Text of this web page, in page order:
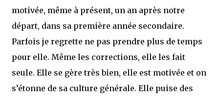
motivée, même à présent, un an après notre
départ, dans sa première année secondaire.
Parfois je regrette ne pas prendre plus de temps
pour elle. Même les corrections, elle les fait
seule. Elle se gère très bien, elle est motivée et on
s’étonne de sa culture générale. Elle puise des